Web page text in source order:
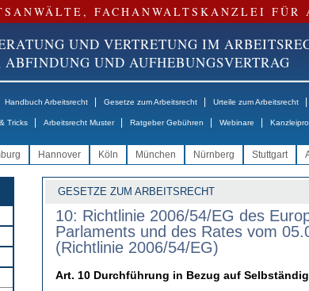
FACHANWALTSKANZLEI FÜR
UND VERTRETUNG IM
UND AUFHEBUNGSVERTRAG
Handbuch Arbeitsrecht Gesetze zum Arbeitsrecht Urteile zum Arbeitsrecht
Tricks Arbeitsrecht Muster Ratgeber Gebühren Webinare
Hannover Köln München Nürnberg Stuttgart
GESETZE ZUM ARBEITSRECHT
10: Richtlinie 2006/54/EG des
Parlaments und des Rates vom
(Richtlinie 2006/54/EG)
Art. 10 Durchführung in Bezug auf